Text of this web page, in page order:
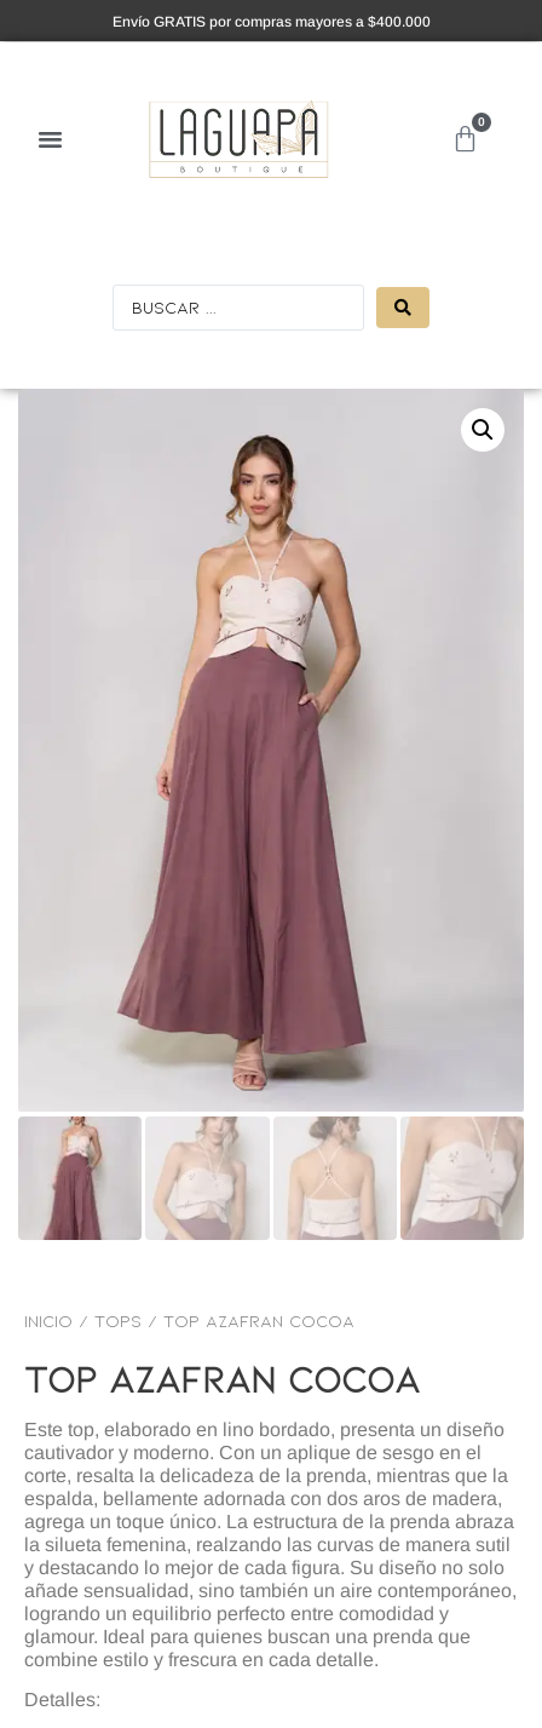
Envío GRATIS por compras mayores a $400.000
0
Inicio / TOPS / Top azafran cocoa
Top Azafran Cocoa
Este top, elaborado en lino bordado, presenta un diseño
cautivador y moderno. Con un aplique de sesgo en el
corte, resalta la delicadeza de la prenda, mientras que la
espalda, bellamente adornada con dos aros de madera,
agrega un toque único. La estructura de la prenda abraza
la silueta femenina, realzando las curvas de manera sutil
y destacando lo mejor de cada figura. Su diseño no solo
añade sensualidad, sino también un aire contemporáneo,
logrando un equilibrio perfecto entre comodidad y
glamour. Ideal para quienes buscan una prenda que
combine estilo y frescura en cada detalle.
Detalles: